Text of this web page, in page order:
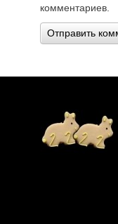
комментариев.